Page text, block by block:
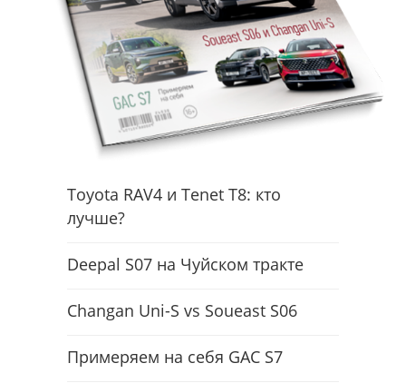
Toyota RAV4 и Tenet T8: кто
лучше?
Deepal S07 на Чуйском тракте
Changan Uni-S vs Soueast S06
Примеряем на себя GAC S7